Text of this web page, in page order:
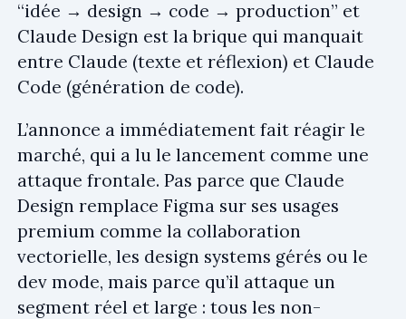
“idée → design → code → production” et
Claude Design est la brique qui manquait
entre Claude (texte et réflexion) et Claude
Code (génération de code).
L’annonce a immédiatement fait réagir le
marché, qui a lu le lancement comme une
attaque frontale. Pas parce que Claude
Design remplace Figma sur ses usages
premium comme la collaboration
vectorielle, les design systems gérés ou le
dev mode, mais parce qu’il attaque un
segment réel et large : tous les non-